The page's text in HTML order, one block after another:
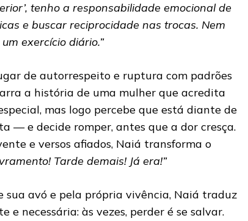
tenho a responsabilidade emocional de
e buscar reciprocidade nas trocas. Nem
exercício diário.”
de autorrespeito e ruptura com padrões
a história de uma mulher que acredita
mas logo percebe que está diante de
— e decide romper, antes que a dor cresça.
e versos afiados, Naiá transforma o
Tarde demais! Já era!”
sua avó e pela própria vivência, Naiá traduz
e necessária: às vezes, perder é se salvar.